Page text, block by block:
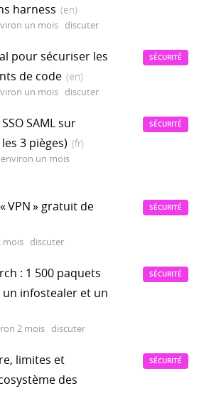
harness (en)
un mois discuter
pour sécuriser les
de code (en)
un mois discuter
SÉCURITÉ
SAML sur
3 pièges) (fr)
environ un mois
SÉCURITÉ
VPN » gratuit de
mois discuter
SÉCURITÉ
: 1 500 paquets
un infostealer et un
2 mois discuter
SÉCURITÉ
limites et
des
SÉCURITÉ